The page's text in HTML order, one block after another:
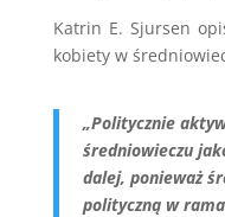
Katrin E. Sjursen
kobiety w
„Politycznie
średniowieczu
dalej, ponieważ
polityczną w